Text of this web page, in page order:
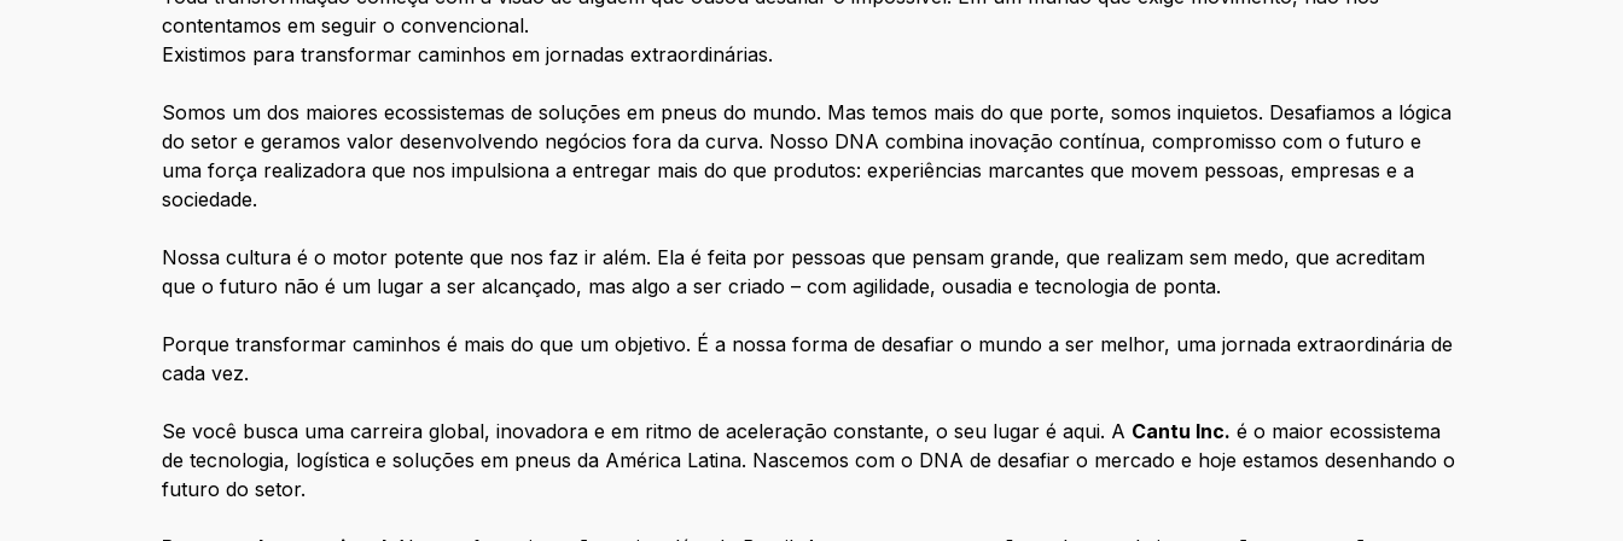
contentamos em seguir o convencional.
Existimos para transformar caminhos em jornadas extraordinárias.
Somos um dos maiores ecossistemas de soluções em pneus do mundo. Mas temos mais do que porte, somos inquietos. Desafiamos a lógica
do setor e geramos valor desenvolvendo negócios fora da curva. Nosso DNA combina inovação contínua, compromisso com o futuro e
uma força realizadora que nos impulsiona a entregar mais do que produtos: experiências marcantes que movem pessoas, empresas e a
sociedade.
Nossa cultura é o motor potente que nos faz ir além. Ela é feita por pessoas que pensam grande, que realizam sem medo, que acreditam
que o futuro não é um lugar a ser alcançado, mas algo a ser criado – com agilidade, ousadia e tecnologia de ponta.
Porque transformar caminhos é mais do que um objetivo. É a nossa forma de desafiar o mundo a ser melhor, uma jornada extraordinária de
cada vez.
Se você busca uma carreira global, inovadora e em ritmo de aceleração constante, o seu lugar é aqui. A Cantu Inc. é o maior ecossistema
de tecnologia, logística e soluções em pneus da América Latina. Nascemos com o DNA de desafiar o mercado e hoje estamos desenhando o
futuro do setor.